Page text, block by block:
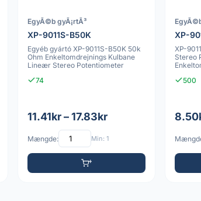
EgyÃ©b gyÃ¡rtÃ³
XP-9011S-B50K
Egyéb gyártó XP-9011S-B50K 50k
Ohm Enkeltomdrejnings Kulbane
Lineær Stereo Potentiometer
74
11.41kr – 17.83kr
Mængde: Min: 1
XP-
XP-
Stereo
500